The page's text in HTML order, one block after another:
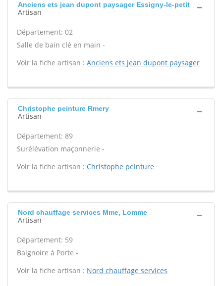
Anciens ets jean dupont paysager Essigny-le-petit
Artisan
Département: 02
Salle de bain clé en main -
Voir la fiche artisan : Anciens ets jean dupont paysager
Christophe peinture Rmery
Artisan
Département: 89
Surélévation maçonnerie -
Voir la fiche artisan : Christophe peinture
Nord chauffage services Mme, Lomme
Artisan
Département: 59
Baignoire à Porte -
Voir la fiche artisan : Nord chauffage services